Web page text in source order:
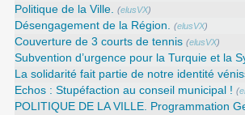
Politique de la Ville. (elusVX)
Désengagement de la Région. (elusVX)
Couverture de 3 courts de tennis (elusVX)
Subvention d’urgence pour la Turquie et la
La solidarité fait partie de notre identité
Echos : Stupéfaction au conseil municipal ! (
POLITIQUE DE LA VILLE. Programmation